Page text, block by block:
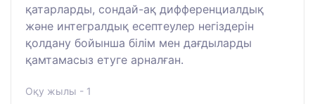
қатарларды, сондай-ақ дифференциалдық
және интегралдық есептеулер негіздерін
қолдану бойынша білім мен дағдыларды
қамтамасыз етуге арналған.
Оқу жылы - 1